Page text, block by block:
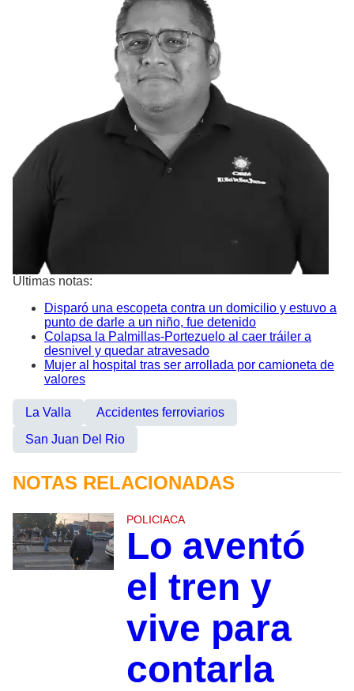
Últimas notas:
Disparó una escopeta contra un domicilio y estuvo a
punto de darle a un niño, fue detenido
Colapsa la Palmillas-Portezuelo al caer tráiler a
desnivel y quedar atravesado
Mujer al hospital tras ser arrollada por camioneta de
valores
La Valla
Accidentes ferroviarios
San Juan Del Rio
NOTAS RELACIONADAS
POLICIACA
Lo aventó
el tren y
vive para
contarla